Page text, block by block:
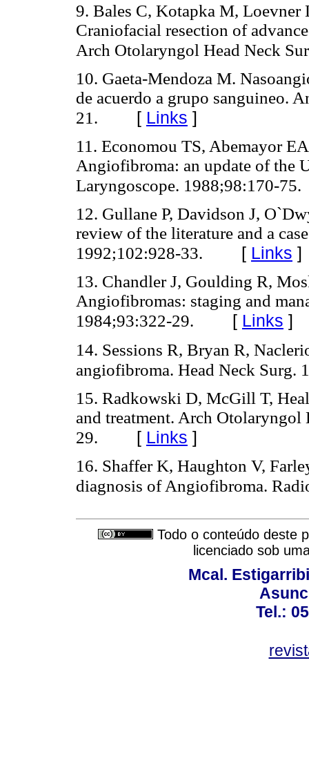
9. Bales C, Kotapka M,
Craniofacial resection of
Arch Otolaryngol Head Neck
10. Gaeta-Mendoza M.
de acuerdo a grupo sanguineo.
21. [ Links ]
11. Economou TS, Abemayor
Angiofibroma: an update of the
Laryngoscope. 1988;98:170-75.
12. Gullane P, Davidson J,
review of the literature and a
1992;102:928-33. [ Links ]
13. Chandler J, Goulding R,
Angiofibromas: staging and
1984;93:322-29. [ Links ]
14. Sessions R, Bryan R,
angiofibroma. Head Neck Surg.
15. Radkowski D, McGill T,
and treatment. Arch
29. [ Links ]
16. Shaffer K, Haughton V,
diagnosis of Angiofibroma.
Todo o conteúdo deste
licenciado sob
Mcal.
Tel.: